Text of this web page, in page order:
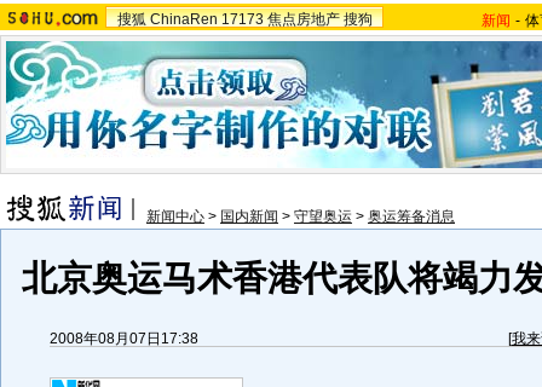
搜狐 ChinaRen 17173 焦点房地产 搜狗 新闻 -
新闻中心 > 国内新闻 > 守望奥运 > 奥运筹备消息
北京奥运马术香港代表队将竭力
2008年08月07日17:38 [我